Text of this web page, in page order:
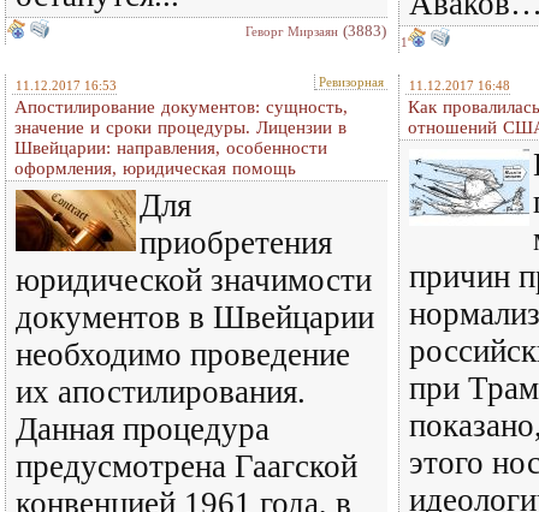
Геворг Мирзаян (3883)
1
11.12.2017 16:53 Ревизорная
Апостилирование документов: сущность,
значение и сроки процедуры. Лицензии в
Швейцарии: направления, особенности
оформления, юридическая помощь
Для
приобретения
юридической значимости
документов в Швейцарии
необходимо проведение
их апостилирования.
Данная процедура
предусмотрена Гаагской
конвенцией 1961 года, в
11.12.2017 16:48
Как
отношений
причин
при
этого